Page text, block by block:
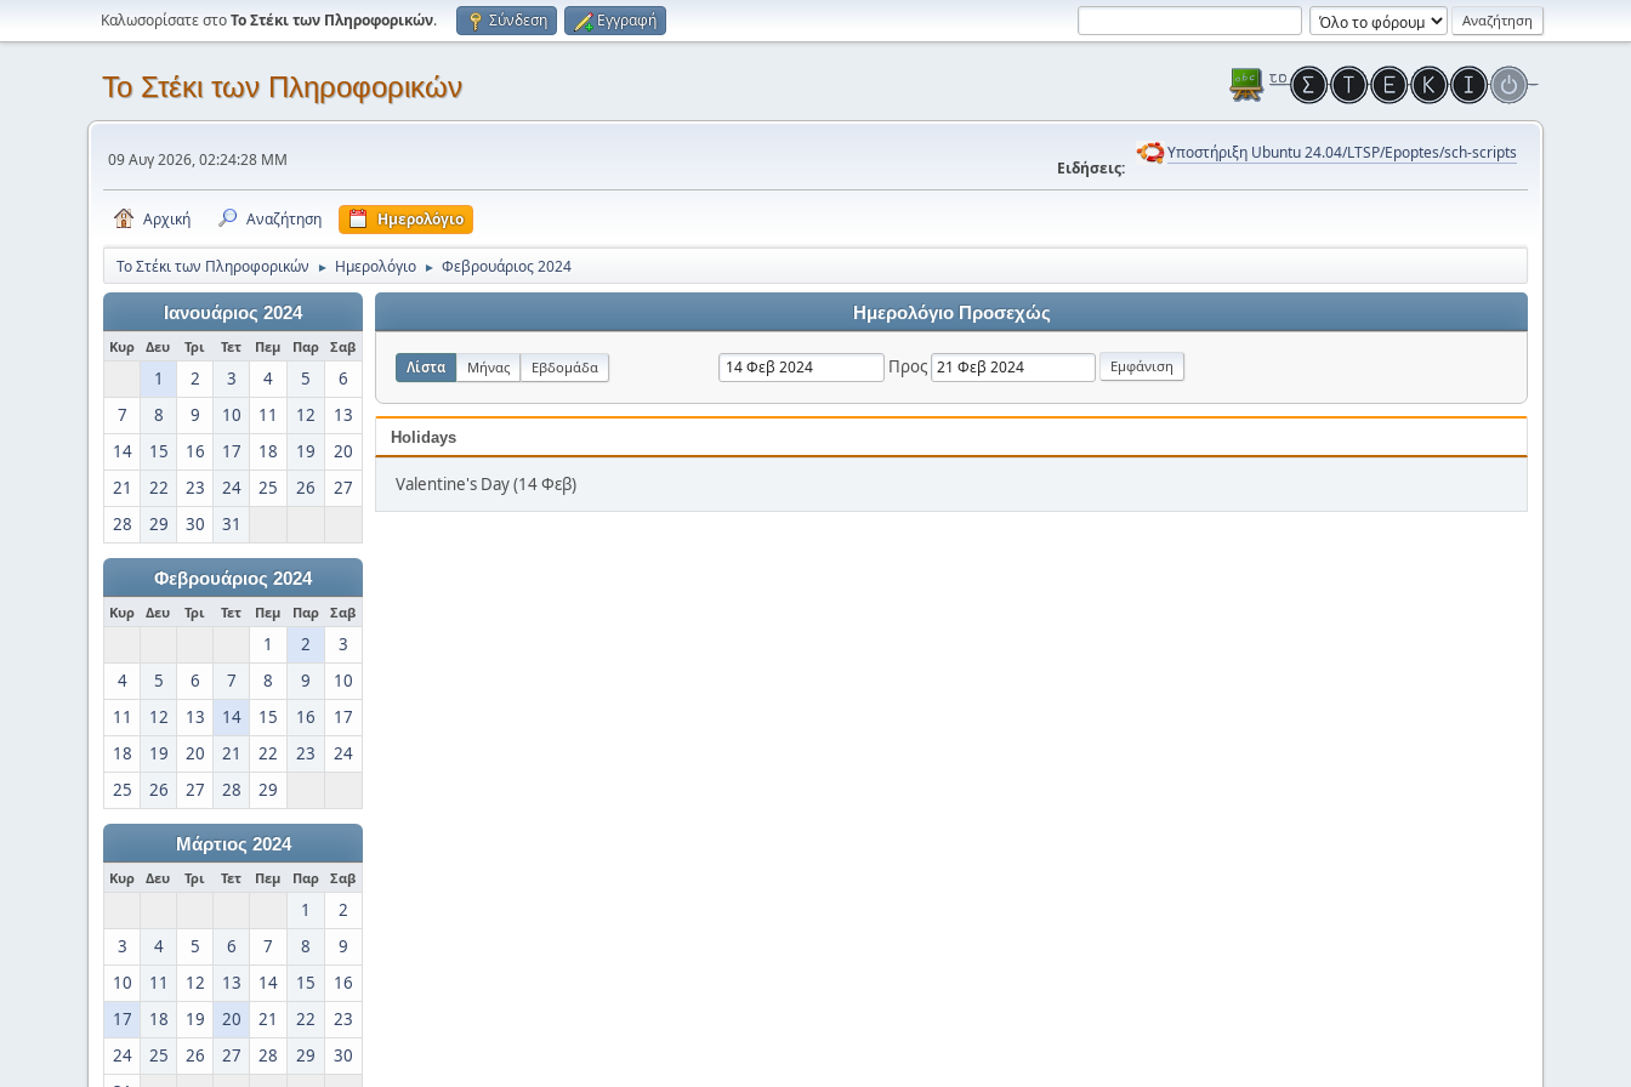
Καλωσορίσατε στοΤο Στέκι των Πληροφορικών. Σύνδεση Εγγραφή
Το Στέκι των Πληροφορικών
09 Αυγ 2026, 02:24:28 ΜΜ Ειδήσεις:
Υποστήριξη Ubuntu 24.04/LTSP/Epoptes/sch-scripts
Αρχική Αναζήτηση Ημερολόγιο
Το Στέκι των Πληροφορικών ► Ημερολόγιο ► Φεβρουάριος 2024
Ιανουάριος 2024
Κυρ Δευ Τρι Τετ Πεμ Παρ Σαβ
1 2 3 4 5
6
7
8 9 10 11 12
13
14
15 16 17 18 19
20
21
22 23 24 25 26
27
28
29 30 31
Φεβρουάριος 2024
Κυρ Δευ Τρι Τετ Πεμ Παρ Σαβ
1 2
3
4
5 6 7 8 9
10
11
12 13 14 15 16
17
18
19 20 21 22 23
24
25
26 27 28 29
Μάρτιος 2024
Κυρ Δευ Τρι Τετ Πεμ Παρ Σαβ
1
2
3
4 5 6 7 8
9
10
11 12 13 14 15
16
17
18 19 20 21 22
23
24
25 26 27 28 29
30
Ημερολόγιο Προσεχώς
Λίστα Μήνας Εβδομάδα Προς
Holidays
Valentine's Day (14 Φεβ)